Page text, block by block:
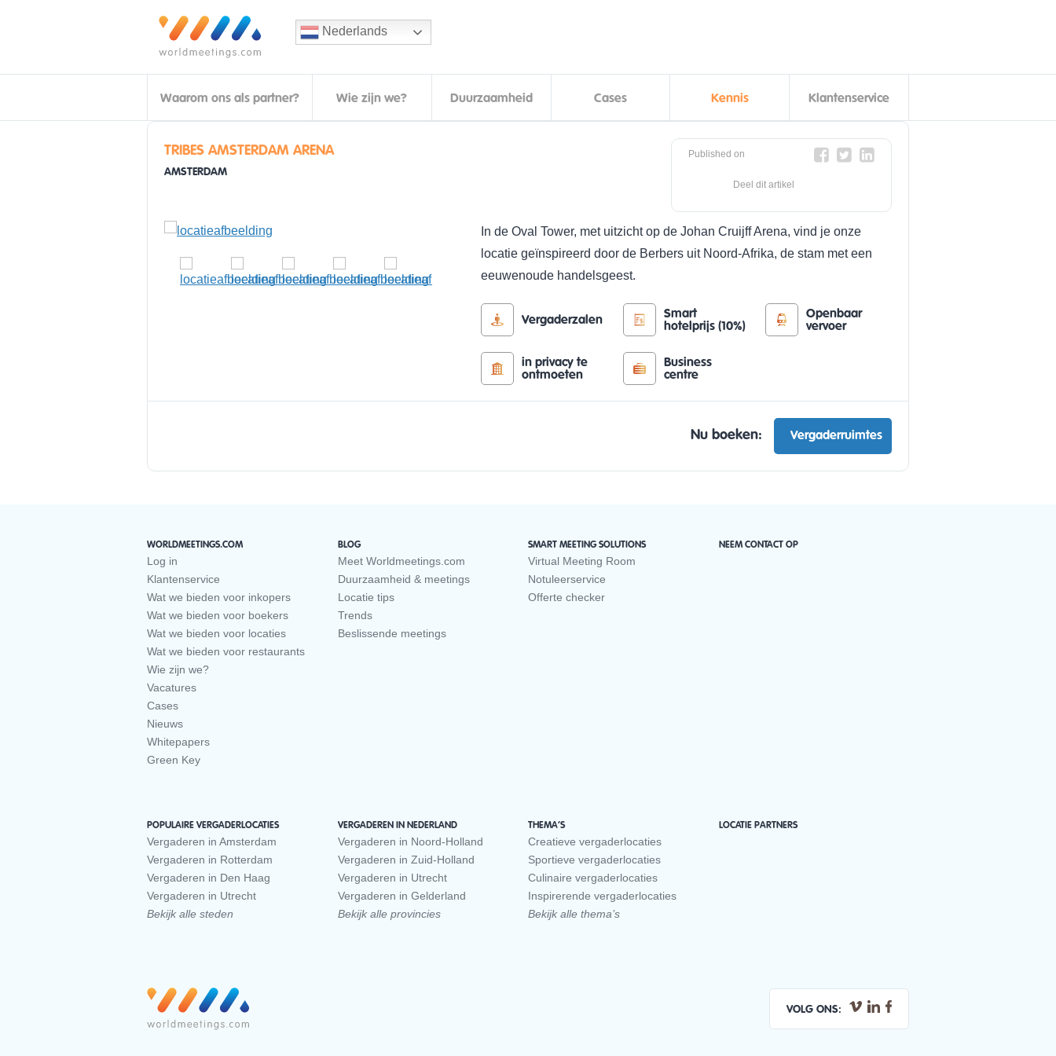
Nederlands
Waarom ons als partner? Wie zijn we? Duurzaamheid Cases Kennis Klantenservice
TRIBES AMSTERDAM ARENA
AMSTERDAM
Published on
Deel dit artikel
In de Oval Tower, met uitzicht op de Johan Cruijff Arena, vind je onze
locatie geïnspireerd door de Berbers uit Noord-Afrika, de stam met een
eeuwenoude handelsgeest.
Vergaderzalen
Smart
hotelprijs (10%)
Openbaar
vervoer
in privacy te
ontmoeten
Business
centre
Nu boeken: Vergaderruimtes
WORLDMEETINGS.COM
Log in
Klantenservice
Wat we bieden voor inkopers
Wat we bieden voor boekers
Wat we bieden voor locaties
Wat we bieden voor restaurants
Wie zijn we?
Vacatures
Cases
Nieuws
Whitepapers
Green Key
BLOG
Meet Worldmeetings.com
Duurzaamheid & meetings
Locatie tips
Trends
Beslissende meetings
SMART MEETING SOLUTIONS
Virtual Meeting Room
Notuleerservice
Offerte checker
NEEM CONTACT OP
POPULAIRE VERGADERLOCATIES
Vergaderen in Amsterdam
Vergaderen in Rotterdam
Vergaderen in Den Haag
Vergaderen in Utrecht
Bekijk alle steden
VERGADEREN IN NEDERLAND
Vergaderen in Noord-Holland
Vergaderen in Zuid-Holland
Vergaderen in Utrecht
Vergaderen in Gelderland
Bekijk alle provincies
THEMA’S
Creatieve vergaderlocaties
Sportieve vergaderlocaties
Culinaire vergaderlocaties
Inspirerende vergaderlocaties
Bekijk alle thema’s
LOCATIE PARTNERS
VOLG ONS: